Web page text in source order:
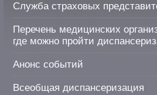
Служба страховых
Перечень медицинских
где можно пройти
Анонс событий
Всеобщая диспансеризация